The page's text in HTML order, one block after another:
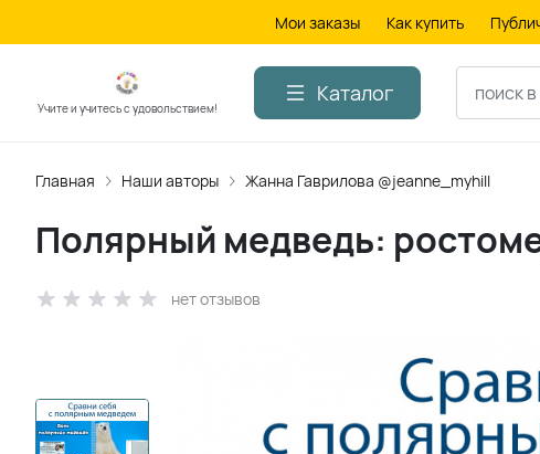
Мои заказы Как купить
Учите и учитесь с удовольствием!
Каталог
Главная Наши авторы Жанна Гаврилова @jeanne_myhill
Полярный медведь:
нет отзывов